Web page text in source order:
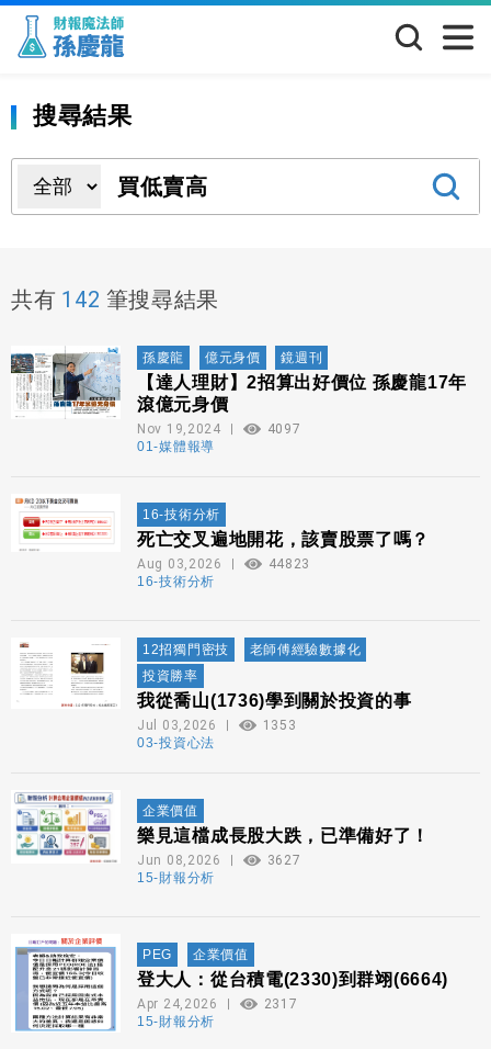
搜尋結果
共有 142 筆搜尋結果
孫慶龍 億元身價 鏡週刊
【達人理財】2招算出好價位 孫慶龍17年
滾億元身價
Nov 19,2024
4097
01-媒體報導
16-技術分析
死亡交叉遍地開花，該賣股票了嗎？
Aug 03,2026
44823
16-技術分析
12招獨門密技
老師傅經驗數據化
投資勝率
我從喬山(1736)學到關於投資的事
Jul 03,2026
1353
03-投資心法
企業價值
樂見這檔成長股大跌，已準備好了！
Jun 08,2026
3627
15-財報分析
PEG 企業價值
登大人：從台積電(2330)到群翊(6664)
Apr 24,2026
2317
15-財報分析